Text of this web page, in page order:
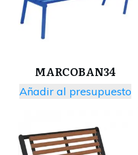
MARCOBAN34
Añadir al presupuesto